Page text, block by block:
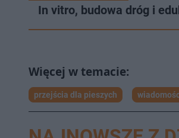
In vitro, budowa dróg i
przejścia dla pieszych